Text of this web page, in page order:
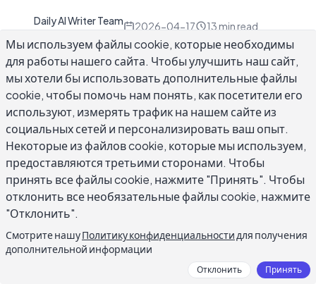
Daily AI Writer Team
Автор
2026-04-17 13 min read
Правила грамматики профессиональных
деловых писем отделяют компетентных
коммуникаторов от всех остальных в
почтовом ящике. Исследование Grammarly
2023 года показало, что 72% лидеров бизнеса
говорят, что грамматические ошибки в
письмах напрямую влияют на их восприятие
компетентности отправителя. Когда вы
пишете потенциальному клиенту, высшему
Мы используем файлы cookie, которые необходимы
для работы нашего сайта. Чтобы улучшить наш сайт,
мы хотели бы использовать дополнительные файлы
cookie, чтобы помочь нам понять, как посетители его
используют, измерять трафик на нашем сайте из
социальных сетей и персонализировать ваш опыт.
Некоторые из файлов cookie, которые мы используем,
предоставляются третьими сторонами. Чтобы
принять все файлы cookie, нажмите "Принять". Чтобы
отклонить все необязательные файлы cookie, нажмите
"Отклонить".
Смотрите нашуПолитику конфиденциальности для получения
дополнительной информации
Отклонить Принять